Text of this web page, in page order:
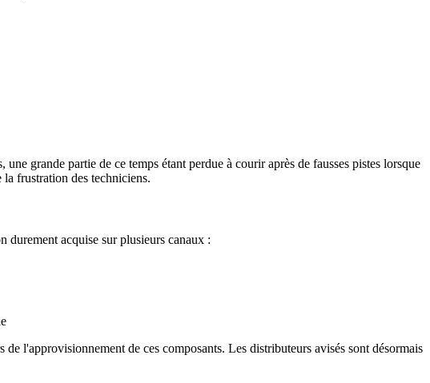
grande partie de ce temps étant perdue à courir après de fausses pistes lorsque
frustration des techniciens.
durement acquise sur plusieurs canaux :
l'approvisionnement de ces composants. Les distributeurs avisés sont désormais